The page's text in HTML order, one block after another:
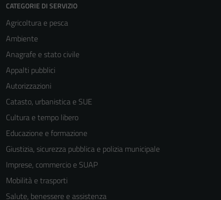
CATEGORIE DI SERVIZIO
Agricoltura e pesca
Ambiente
Anagrafe e stato civile
Appalti pubblici
Autorizzazioni
Catasto, urbanistica e SUE
Cultura e tempo libero
Educazione e formazione
Giustizia, sicurezza pubblica e polizia municipale
Imprese, commercio e SUAP
Mobilità e trasporti
Salute, benessere e assistenza